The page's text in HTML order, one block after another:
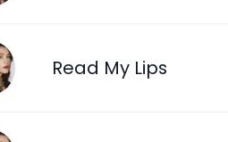
Read My Lips